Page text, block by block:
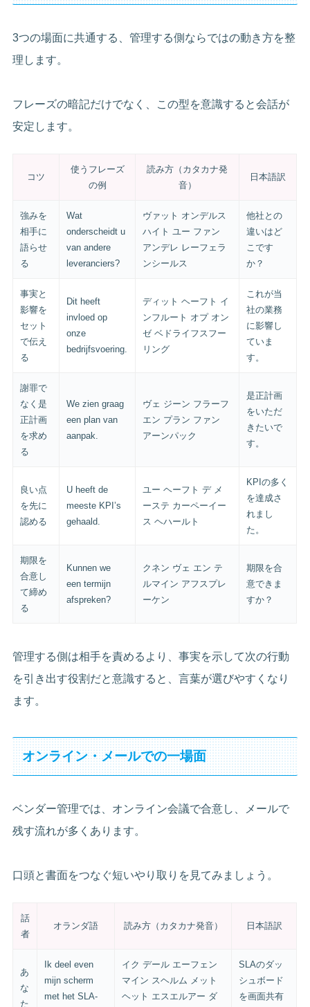
3つの場面に共通する、管理する側ならではの動き方を整
理します。
フレーズの暗記だけでなく、この型を意識すると会話が
安定します。
コツ
使うフレーズ
の例
読み方（カタカナ発
音）
日本語訳
強みを
相手に
語らせ
る
Wat
onderscheidt u
van andere
leveranciers?
ヴァット オンデルス
ハイト ユー ファン
アンデレ レーフェラ
ンシールス
他社との
違いはど
こです
か？
事実と
影響を
セット
で伝え
る
Dit heeft
invloed op
onze
bedrijfsvoering.
ディット ヘーフト イ
ンフルート オプ オン
ゼ ベドライフスフー
リング
これが当
社の業務
に影響し
ていま
す。
謝罪で
なく是
正計画
を求め
る
We zien graag
een plan van
aanpak.
ヴェ ジーン フラーフ
エン プラン ファン
アーンパック
是正計画
をいただ
きたいで
す。
良い点
を先に
認める
U heeft de
meeste KPI’s
gehaald.
ユー ヘーフト デ メ
ーステ カーペーイー
ス ヘハールト
KPIの多く
を達成さ
れまし
た。
期限を
合意し
て締め
る
Kunnen we
een termijn
afspreken?
クネン ヴェ エン テ
ルマイン アフスプレ
ーケン
期限を合
意できま
すか？
管理する側は相手を責めるより、事実を示して次の行動
を引き出す役割だと意識すると、言葉が選びやすくなり
ます。
オンライン・メールでの一場面
ベンダー管理では、オンライン会議で合意し、メールで
残す流れが多くあります。
口頭と書面をつなぐ短いやり取りを見てみましょう。
話
者
オランダ語 読み方（カタカナ発音） 日本語訳
あ
な
た
Ik deel even
mijn scherm
met het SLA-
イク デール エーフェン
マイン スヘルム メット
ヘット エスエルアー ダ
SLAのダッ
シュボード
を画面共有